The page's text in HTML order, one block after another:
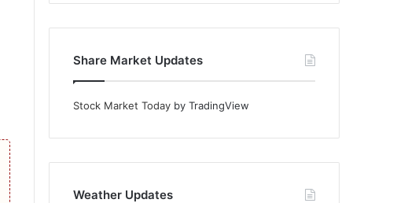
Share Market Updates
Stock Market Today by TradingView
Weather Updates